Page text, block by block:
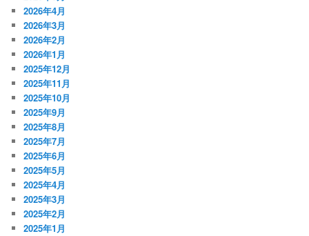
2026年4月
2026年3月
2026年2月
2026年1月
2025年12月
2025年11月
2025年10月
2025年9月
2025年8月
2025年7月
2025年6月
2025年5月
2025年4月
2025年3月
2025年2月
2025年1月